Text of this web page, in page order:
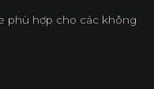
phù hợp cho các không